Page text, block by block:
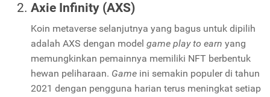
Axie Infinity (AXS)
Koin metaverse selanjutnya yang bagus untuk dipilih
adalah AXS dengan model game play to earn yang
memungkinkan pemainnya memiliki NFT berbentuk
hewan peliharaan. Game ini semakin populer di tahun
2021 dengan pengguna harian terus meningkat setiap